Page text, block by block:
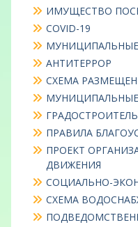
ИМУЩЕСТВО
COVID-19
АНТИТЕРРОР
СХЕМА
ПРАВИЛА
ПРОЕКТ
ДВИЖЕНИЯ
СОЦИАЛЬНО-
СХЕМА